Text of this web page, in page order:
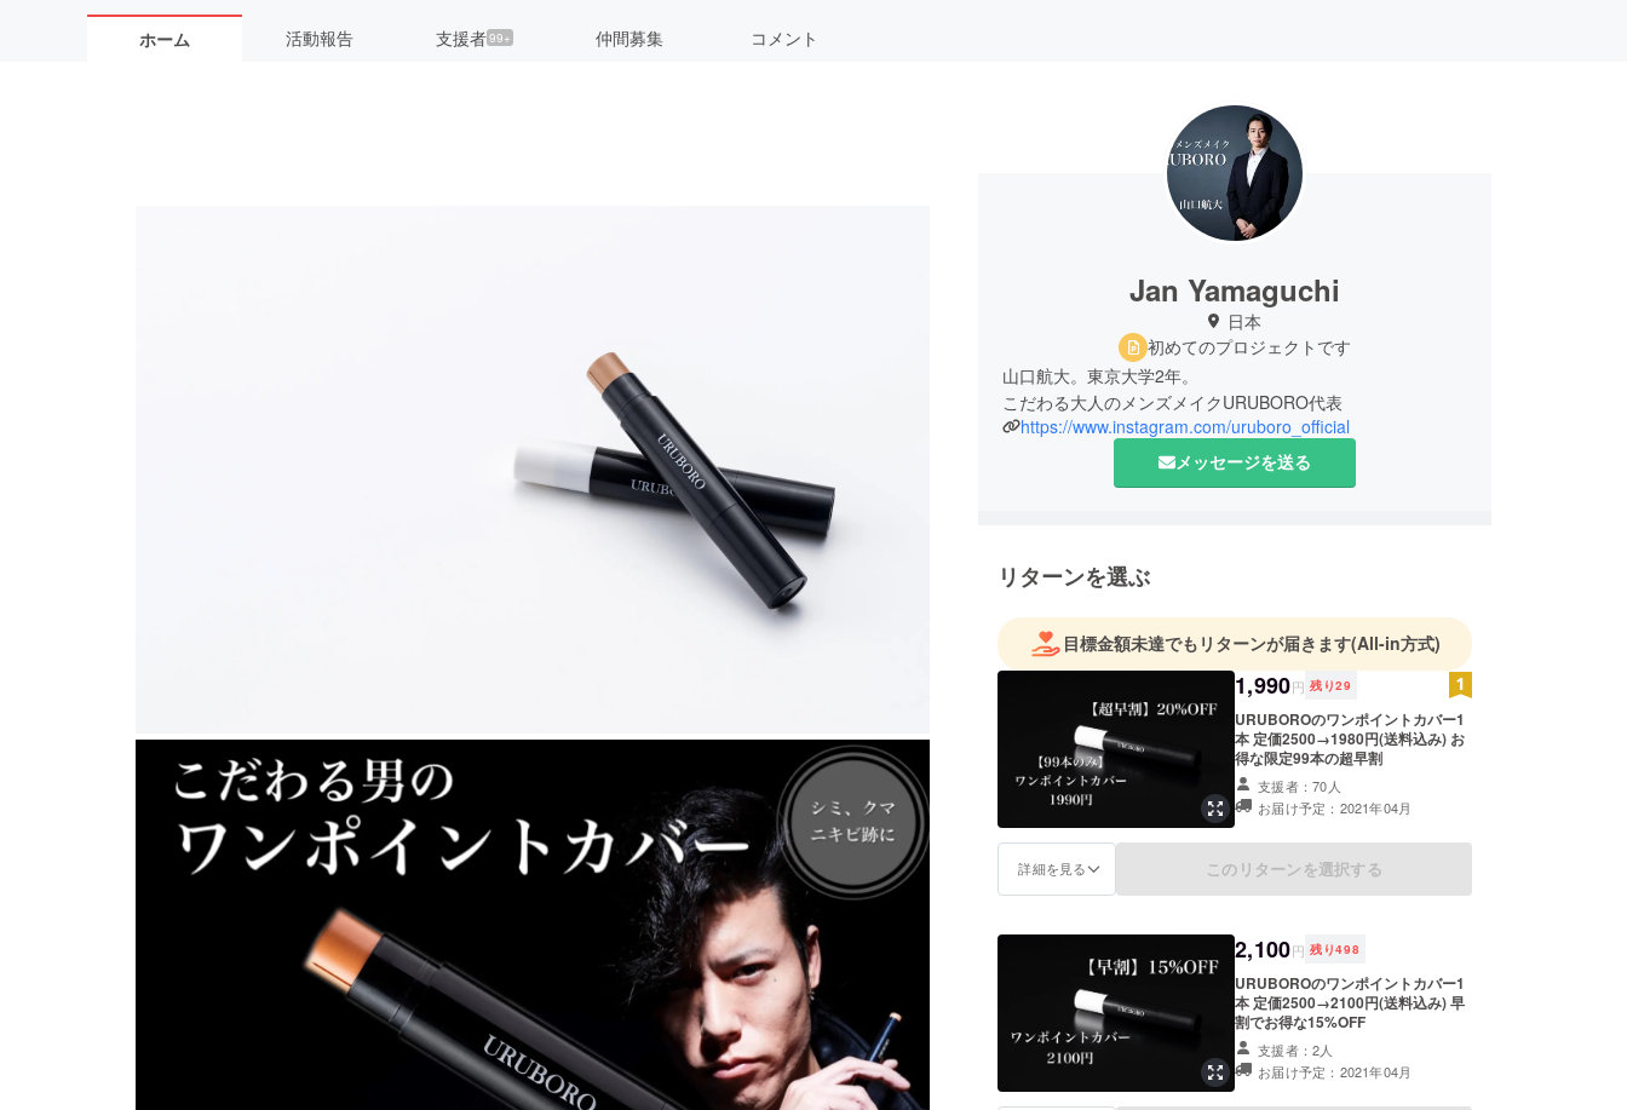
ホーム 活動報告 支援者99+ 仲間募集 コメント
Jan Yamaguchi
日本
初めてのプロジェクトです
山口航大。東京大学2年。
こだわる大人のメンズメイクURUBORO代表
https://www.instagram.com/uruboro_official
メッセージを送る
リターンを選ぶ
目標金額未達でもリターンが届きます(All-in方式)
1,990円 残り29
URUBOROのワンポイントカバー1
本 定価2500→1980円(送料込み) お
得な限定99本の超早割
支援者：70人
お届け予定：2021年04月
詳細を見る このリターンを選択する
2,100円 残り498
URUBOROのワンポイントカバー1
本 定価2500→2100円(送料込み) 早
割でお得な15%OFF
支援者：2人
お届け予定：2021年04月